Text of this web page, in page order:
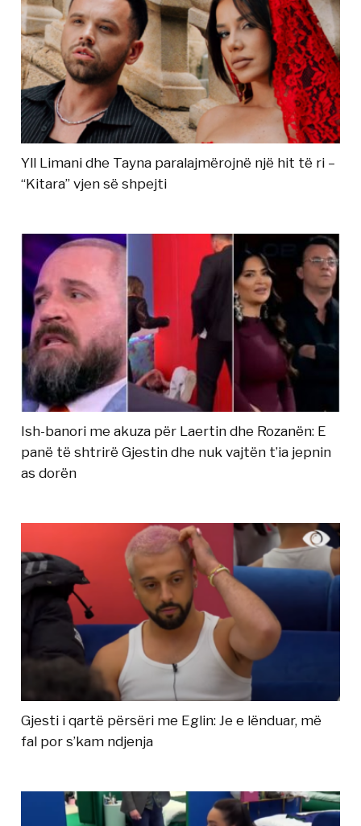
Yll Limani dhe Tayna paralajmërojnë një hit të ri –
“Kitara” vjen së shpejti
Ish-banori me akuza për Laertin dhe Rozanën: E
panë të shtrirë Gjestin dhe nuk vajtën t’ia jepnin
as dorën
Gjesti i qartë përsëri me Eglin: Je e lënduar, më
fal por s’kam ndjenja